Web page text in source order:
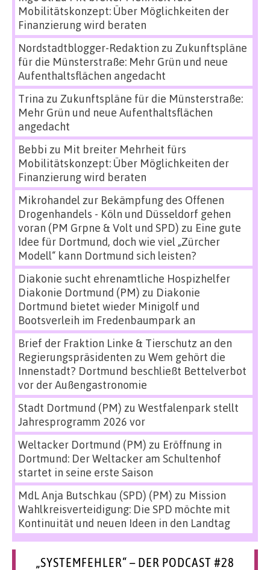
Mobilitätskonzept: Über Möglichkeiten der
Finanzierung wird beraten
Nordstadtblogger-Redaktion zu Zukunftspläne
für die Münsterstraße: Mehr Grün und neue
Aufenthaltsflächen angedacht
Trina zu Zukunftspläne für die Münsterstraße:
Mehr Grün und neue Aufenthaltsflächen
angedacht
Bebbi zu Mit breiter Mehrheit fürs
Mobilitätskonzept: Über Möglichkeiten der
Finanzierung wird beraten
Mikrohandel zur Bekämpfung des Offenen
Drogenhandels - Köln und Düsseldorf gehen
voran (PM Grpne & Volt und SPD) zu Eine gute
Idee für Dortmund, doch wie viel „Zürcher
Modell“ kann Dortmund sich leisten?
Diakonie sucht ehrenamtliche Hospizhelfer
Diakonie Dortmund (PM) zu Diakonie
Dortmund bietet wieder Minigolf und
Bootsverleih im Fredenbaumpark an
Brief der Fraktion Linke & Tierschutz an den
Regierungspräsidenten zu Wem gehört die
Innenstadt? Dortmund beschließt Bettelverbot
vor der Außengastronomie
Stadt Dortmund (PM) zu Westfalenpark stellt
Jahresprogramm 2026 vor
Weltacker Dortmund (PM) zu Eröffnung in
Dortmund: Der Weltacker am Schultenhof
startet in seine erste Saison
MdL Anja Butschkau (SPD) (PM) zu Mission
Wahlkreisverteidigung: Die SPD möchte mit
Kontinuität und neuen Ideen in den Landtag
„SYSTEMFEHLER“ – DER PODCAST #28